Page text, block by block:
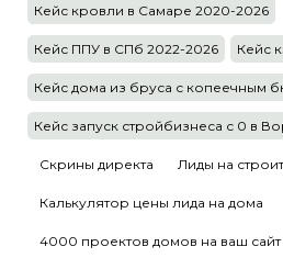
Кейс кровли в Самаре 2020-2026
Кейс ППУ в СПб 2022-2026 Кейс
Кейс дома из бруса с копеечным
Кейс запуск стройбизнеса с 0 в
Скрины директа Лиды на
Калькулятор цены лида на дома
4000 проектов домов на ваш